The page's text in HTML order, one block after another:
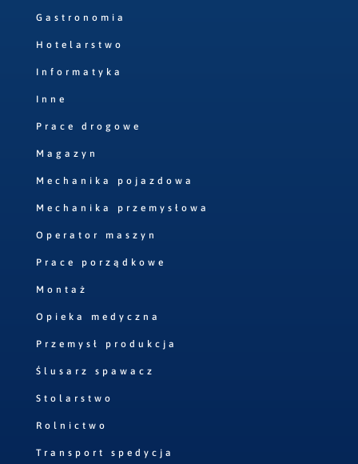
Gastronomia
Hotelarstwo
Informatyka
Inne
Prace drogowe
Magazyn
Mechanika pojazdowa
Mechanika przemysłowa
Operator maszyn
Prace porządkowe
Montaż
Opieka medyczna
Przemysł produkcja
Ślusarz spawacz
Stolarstwo
Rolnictwo
Transport spedycja